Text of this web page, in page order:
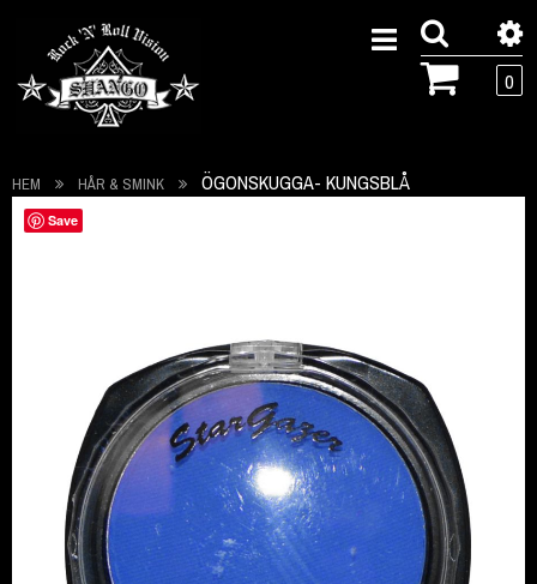
0
HEM HÅR & SMINK
ÖGONSKUGGA- KUNGSBLÅ
Hoppa
till
Save